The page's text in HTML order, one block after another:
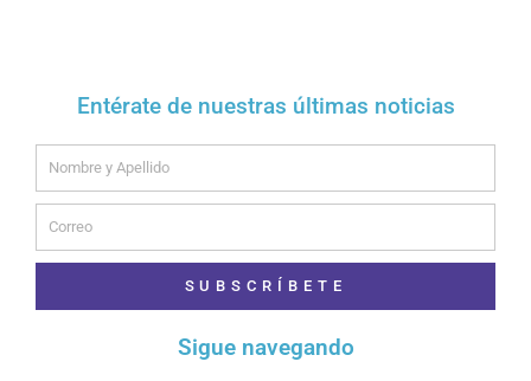
Entérate de nuestras últimas noticias
SUBSCRÍBETE
Sigue navegando